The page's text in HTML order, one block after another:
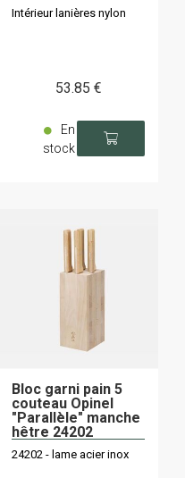
Intérieur lanières nylon
53.85 €
En
stock
Bloc garni pain 5
couteau Opinel
"Parallèle" manche
hêtre 24202
24202 - lame acier inox